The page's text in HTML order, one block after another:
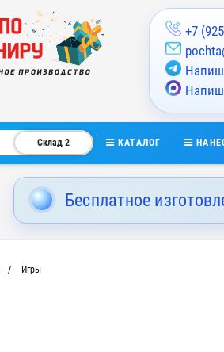
+7
Склад 2 КАТАЛОГ
Бесплатное
Игры